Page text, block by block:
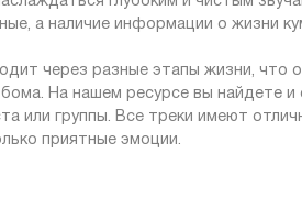
а наличие информации о жизни
через разные этапы жизни, что
На нашем ресурсе вы найдете
или группы. Все треки имеют
приятные эмоции.